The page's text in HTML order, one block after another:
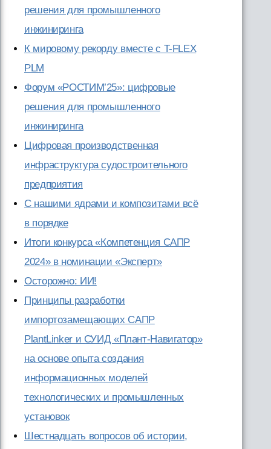
решения для промышленного
инжиниринга
К мировому рекорду вместе с T-FLEX
PLM
Форум «РОСТИМ’25»: цифровые
решения для промышленного
инжиниринга
Цифровая производственная
инфраструктура судостроительного
предприятия
С нашими ядрами и композитами всё
в порядке
Итоги конкурса «Компетенция САПР
2024» в номинации «Эксперт»
Осторожно: ИИ!
Принципы разработки
импортозамещающих САПР
PlantLinker и СУИД «Плант-Навигатор»
на основе опыта создания
информационных моделей
технологических и промышленных
установок
Шестнадцать вопросов об истории,